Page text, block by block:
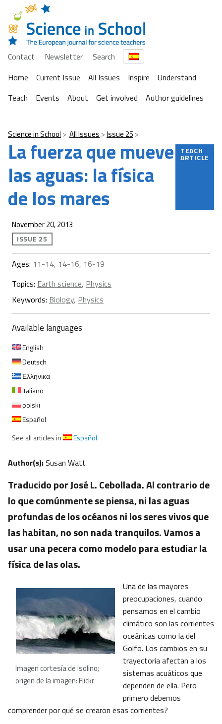
Contact Newsletter
Search
Home
Current Issue All Issues Inspire
Understand
Teach
Events About Get involved Author guidelines
Science in School All Issues Issue 25
La fuerza que mueve
las aguas: la física
de los mares
TEACH
ARTICLE
November 20, 2013
ISSUE 25
Ages: 11-14, 14-16, 16-19
Topics: Earth science, Physics
Keywords: Biology, Physics
Available languages
English
Deutsch
Ελληνικα
Italiano
polski
Español
See all articles in
Español
Author(s):Susan Watt
Traducido por José L. Cebollada. Al contrario de
lo que comúnmente se piensa, ni las aguas
profundas de los océanos ni los seres vivos que
las habitan, no son nada tranquilos. Vamos a
usar una pecera como modelo para estudiar la
física de las olas.
Imagen cortesía de Isolino;
origen de la imagen: Flickr
Una de las mayores
preocupaciones, cuando
pensamos en el cambio
climático son las corrientes
oceánicas como la del
Golfo. Los cambios en su
trayectoria afectan a los
sistemas acuáticos que
dependen de ella. Pero
primero debemos
comprender por qué se crearon esas corrientes?